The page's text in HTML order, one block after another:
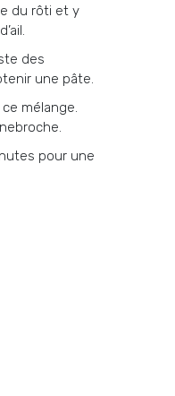
du rôti et y
des
une pâte.
mélange.
pour une